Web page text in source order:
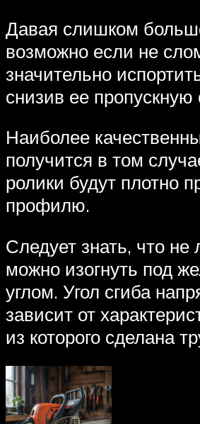
Давая слишком
возможно если не
значительно
снизив ее пропускную
Наиболее
получится в том
ролики будут плотно
профилю.
Следует знать, что
можно изогнуть под
углом. Угол сгиба
зависит от
из которого сделана